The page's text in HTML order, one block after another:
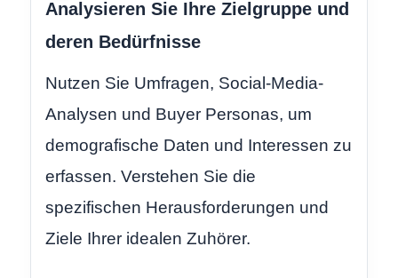
Analysieren Sie Ihre Zielgruppe und
deren Bedürfnisse
Nutzen Sie Umfragen, Social-Media-
Analysen und Buyer Personas, um
demografische Daten und Interessen zu
erfassen. Verstehen Sie die
spezifischen Herausforderungen und
Ziele Ihrer idealen Zuhörer.